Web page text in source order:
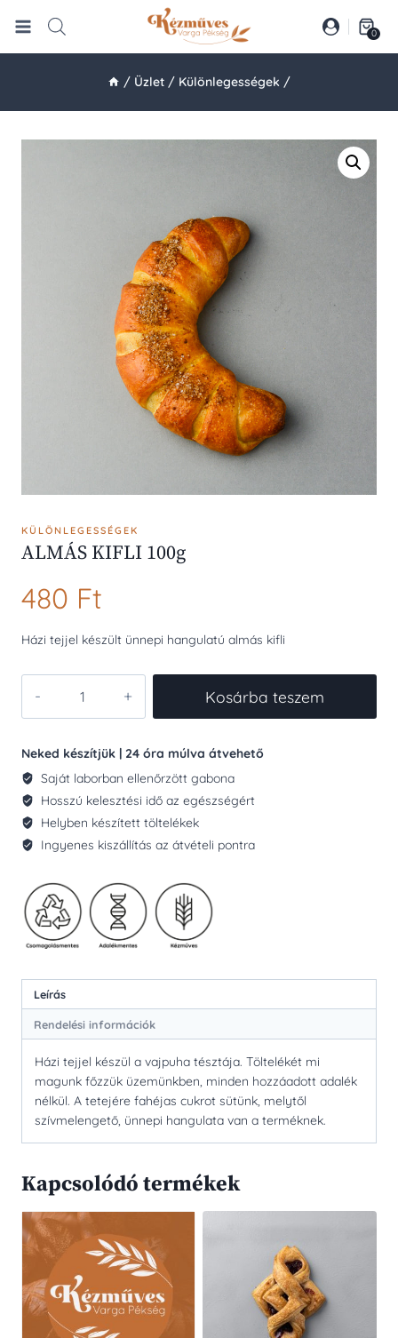
0
/ Üzlet / Különlegességek /
KÜLÖNLEGESSÉGEK
ALMÁS KIFLI 100g
480 Ft
Házi tejjel készült ünnepi hangulatú almás kifli
100g
Kosárba teszem
Neked készítjük | 24 óra múlva átvehető
Saját laborban ellenőrzött gabona
Hosszú kelesztési idő az egészségért
Helyben készített töltelékek
Ingyenes kiszállítás az átvételi pontra
Leírás
Rendelési információk
Házi tejjel készül a vajpuha tésztája. Töltelékét mi
magunk főzzük üzemünkben, minden hozzáadott adalék
nélkül. A tetejére fahéjas cukrot sütünk, melytől
szívmelengető, ünnepi hangulata van a terméknek.
Kapcsolódó termékek